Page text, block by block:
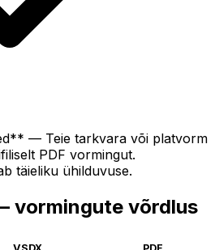
— Teie tarkvara või platvorm
PDF vormingut.
täieliku ühilduvuse.
vormingute võrdlus